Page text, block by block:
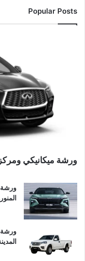
Popular Posts
ورشة ميكانيكي ومركز
ورشة
ورشة